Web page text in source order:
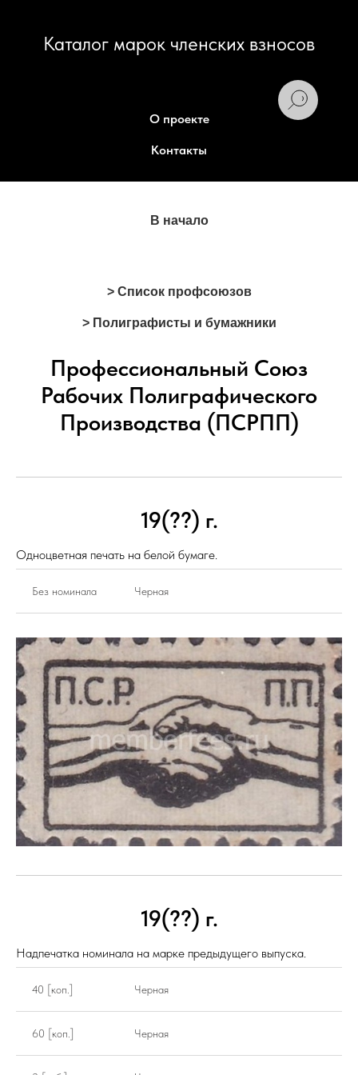
Каталог марок членских взносов
О проекте
Контакты
В начало
> Список профсоюзов
> Полиграфисты и бумажники
Профессиональный Союз
Рабочих Полиграфического
Производства (ПСРПП)
19(??) г.
Одноцветная печать на белой бумаге.
Без номинала Черная
19(??) г.
Надпечатка номинала на марке предыдущего выпуска.
40 [коп.] Черная
60 [коп.] Черная